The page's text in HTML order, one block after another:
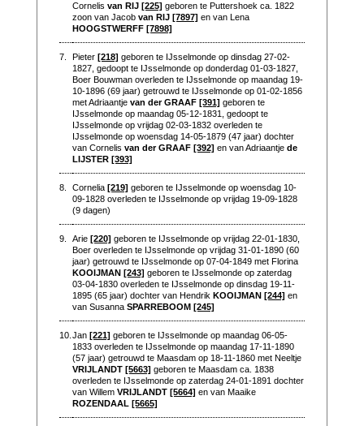
Cornelisvan RIJ [225] geboren te Puttershoek ca. 1822
zoon van Jacobvan RIJ [7897] en van Lena
HOOGSTWERFF [7898]
7. Pieter[218] geboren te IJsselmonde op dinsdag 27-02-
1827, gedoopt te IJsselmonde op donderdag 01-03-1827,
Boer Bouwman overleden te IJsselmonde op maandag 19-
10-1896 (69 jaar) getrouwd te IJsselmonde op 01-02-1856
met Adriaantjevan der GRAAF [391] geboren te
IJsselmonde op maandag 05-12-1831, gedoopt te
IJsselmonde op vrijdag 02-03-1832 overleden te
IJsselmonde op woensdag 14-05-1879 (47 jaar) dochter
van Cornelisvan der GRAAF [392] en van Adriaantjede
LIJSTER [393]
8. Cornelia[219] geboren te IJsselmonde op woensdag 10-
09-1828 overleden te IJsselmonde op vrijdag 19-09-1828
(9 dagen)
9. Arie[220] geboren te IJsselmonde op vrijdag 22-01-1830,
Boer overleden te IJsselmonde op vrijdag 31-01-1890 (60
jaar) getrouwd te IJsselmonde op 07-04-1849 met Florina
KOOIJMAN [243] geboren te IJsselmonde op zaterdag
03-04-1830 overleden te IJsselmonde op dinsdag 19-11-
1895 (65 jaar) dochter van HendrikKOOIJMAN [244] en
van SusannaSPARREBOOM [245]
10. Jan[221] geboren te IJsselmonde op maandag 06-05-
1833 overleden te IJsselmonde op maandag 17-11-1890
(57 jaar) getrouwd te Maasdam op 18-11-1860 met Neeltje
VRIJLANDT [5663] geboren te Maasdam ca. 1838
overleden te IJsselmonde op zaterdag 24-01-1891 dochter
van WillemVRIJLANDT [5664] en van Maaike
ROZENDAAL [5665]